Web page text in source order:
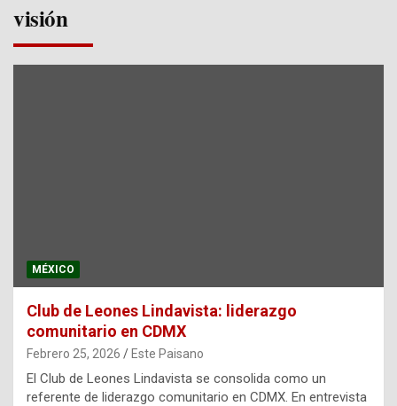
visión
MÉXICO
Club de Leones Lindavista: liderazgo
comunitario en CDMX
Febrero 25, 2026 Este Paisano
El Club de Leones Lindavista se consolida como un
referente de liderazgo comunitario en CDMX. En entrevista